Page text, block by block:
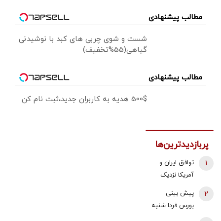
مطالب پیشنهادی
شست و شوی چربی های کبد با نوشیدنی
گیاهی(55%تخفیف)
مطالب پیشنهادی
500$ هدیه به کاربران جدید،ثبت نام کن
پربازدیدترین‌ها
توافق ایران و
آمریکا نزدیک
خزانه‌داری آمریکا
از «امروز یا فردا»
1
پیش بینی
بورس فردا شنبه
2